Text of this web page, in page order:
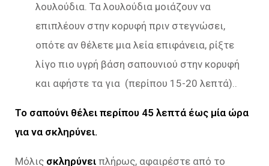
λουλούδια. Τα λουλούδια μοιάζουν να
επιπλέουν στην κορυφή πριν στεγνώσει,
οπότε αν θέλετε μια λεία επιφάνεια, ρίξτε
λίγο πιο υγρή βάση σαπουνιού στην κορυφή
και αφήστε τα για (περίπου 15-20 λεπτά)..
Το σαπούνι θέλει περίπου 45 λεπτά έως μία ώρα
για να σκληρύνει.
Μόλις σκληρύνει πλήρως, αφαιρέστε από το